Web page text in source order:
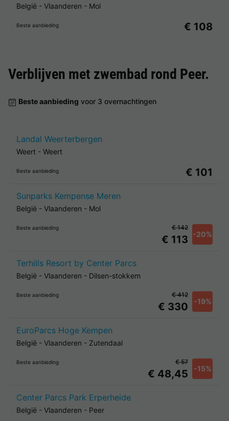
België - Vlaanderen - Mol
Beste aanbieding € 108
Verblijven met zwembad rond Peer.
Beste aanbieding voor 3 overnachtingen
Landal Weerterbergen
Weert - Weert
Beste aanbieding € 101
Sunparks Kempense Meren
België - Vlaanderen - Mol
Beste aanbieding
€ 113 -20%
€ 142
Terhills Resort by Center Parcs
België - Vlaanderen - Dilsen-stokkem
Beste aanbieding
€ 330 -19%
€ 412
EuroParcs Hoge Kempen
België - Vlaanderen - Zutendaal
Beste aanbieding
€ 48,45 -15%
€ 57
Center Parcs Park Erperheide
België - Vlaanderen - Peer